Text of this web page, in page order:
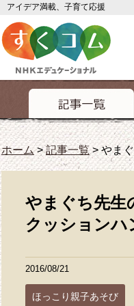
アイデア満載、子育て応援
ホーム>記事一覧>やま
やまぐち先生
クッションハ
2016/08/21
ほっこり親子あそび